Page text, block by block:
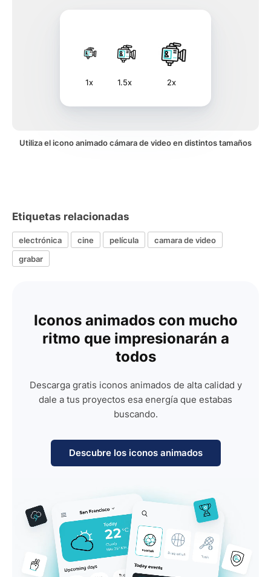
1x 1.5x 2x
Utiliza el icono animado cámara de video en distintos tamaños
Etiquetas relacionadas
electrónica cine película
camara de video
grabar
Iconos animados con mucho
ritmo que impresionarán a
todos
Descarga gratis iconos animados de alta calidad y
dale a tus proyectos esa energía que estabas
buscando.
Descubre los iconos animados